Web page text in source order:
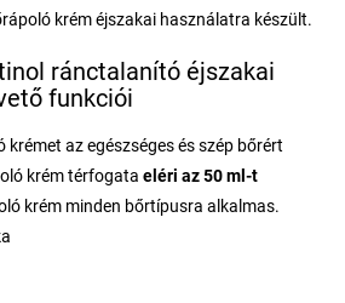
krém éjszakai használatra készült.
ránctalanító éjszakai
funkciói
krémet az egészséges és szép bőrért
krém térfogata eléri az 50 ml-t
krém minden bőrtípusra alkalmas.